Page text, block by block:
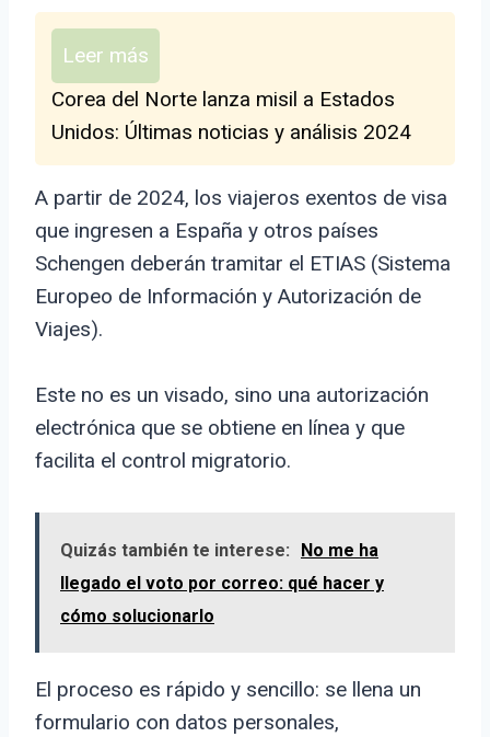
Leer más
Corea del Norte lanza misil a Estados
Unidos: Últimas noticias y análisis 2024
A partir de 2024, los viajeros exentos de visa
que ingresen a España y otros países
Schengen deberán tramitar el ETIAS (Sistema
Europeo de Información y Autorización de
Viajes).
Este no es un visado, sino una autorización
electrónica que se obtiene en línea y que
facilita el control migratorio.
Quizás también te interese:
No me ha
llegado el voto por correo: qué hacer y
cómo solucionarlo
El proceso es rápido y sencillo: se llena un
formulario con datos personales,